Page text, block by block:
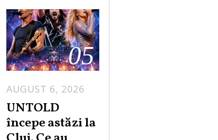
05
AUGUST 6, 2026
UNTOLD
începe astăzi la